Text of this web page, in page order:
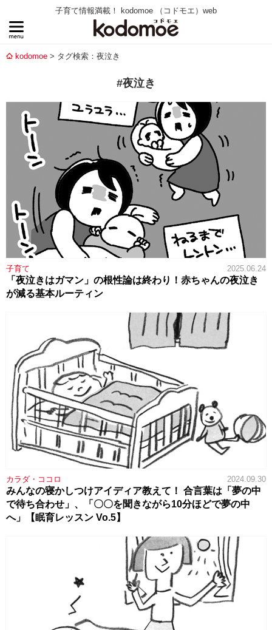
子育て情報満載！ kodomoe （コドモエ）web
kodomoe タグ検索：夜泣き
#夜泣き
子育て 2025.06.24
「夜泣きはガマン」の根性論は終わり！赤ちゃんの夜泣き
が減る基本ルーティン
カラダ・ココロ 2024.09.30
みんなの寝かしつけアイディア教えて！ 合言葉は「夢の中
で待ち合わせ」、「〇〇を聞きながら10分ほどで夢の中
へ」【眠育レッスン Vo.5】